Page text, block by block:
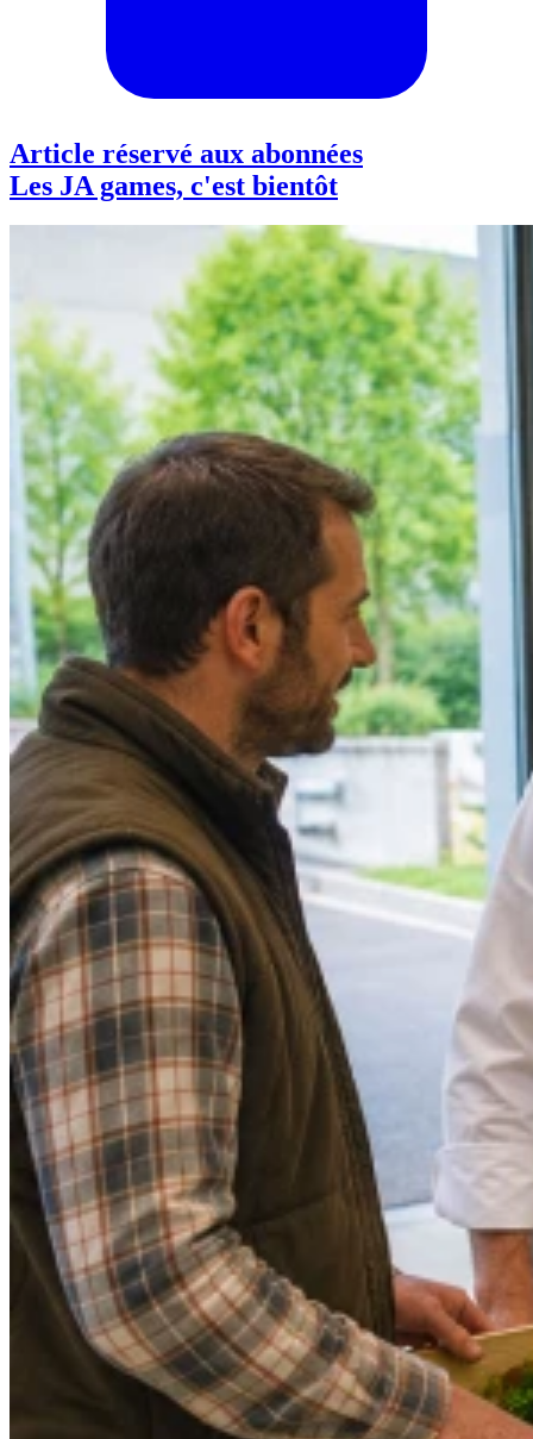
Article réservé aux abonnées
Les JA games, c'est bientôt